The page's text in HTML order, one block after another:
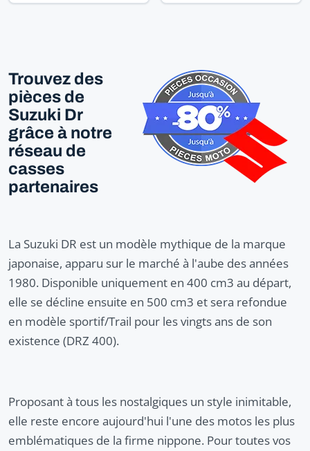
Trouvez des
pièces de
Suzuki Dr
grâce à notre
réseau de
casses
partenaires
La Suzuki DR est un modèle mythique de la marque
japonaise, apparu sur le marché à l'aube des années
1980. Disponible uniquement en 400 cm3 au départ,
elle se décline ensuite en 500 cm3 et sera refondue
en modèle sportif/Trail pour les vingts ans de son
existence (DRZ 400).
Proposant à tous les nostalgiques un style inimitable,
elle reste encore aujourd'hui l'une des motos les plus
emblématiques de la firme nippone. Pour toutes vos